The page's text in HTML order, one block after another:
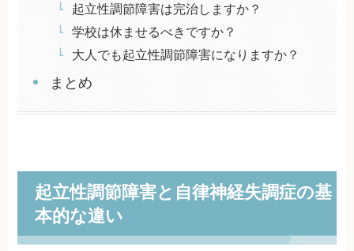
起立性調節障害は完治しますか？
学校は休ませるべきですか？
大人でも起立性調節障害になりますか？
まとめ
起立性調節障害と自律神経失調症の基
本的な違い